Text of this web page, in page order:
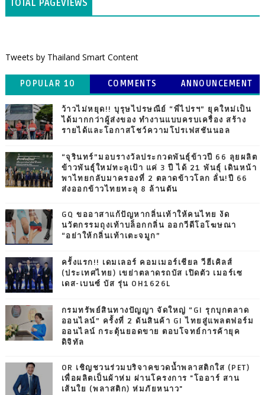
TOTAL PAGEVIEWS
Tweets by Thailand Smart Content
POPULAR 10 COMMENTS ANNOUNCEMENT
ว้าวไม่หยุด!! บุรุษไปรษณีย์ “พี่ไปรฯ” ยุคใหม่เป็น
ได้มากกว่าผู้ส่งของ ทำงานแบบครบเครื่อง สร้าง
รายได้และโอกาสโชว์ความโปรเฟสชันนอล
“จุรินทร์”มอบรางวัลประกวดพันธุ์ข้าวปี 66 ลุยผลิต
ข้าวพันธุ์ใหม่ทะลุเป้า แค่ 3 ปี ได้ 21 พันธุ์ เดินหน้า
พาไทยกลับมาครองที่ 2 ตลาดข้าวโลก ลั่น!ปี 66
ส่งออกข้าวไทยทะลุ 8 ล้านตัน
GQ ขออาสาแก้ปัญหากลิ่นเท้าให้คนไทย งัด
นวัตกรรมถุงเท้าบล็อกกลิ่น ออกวีดีโอโฆษณา
“อย่าให้กลิ่นเท้าเตะจมูก”
ครั้งแรก!! เดมเลอร์ คอมเมอร์เชียล วีฮีเคิลส์
(ประเทศไทย) เขย่าตลาดรถบัส เปิดตัว เมอร์เซ
เดส-เบนซ์ บัส รุ่น OH1626L
กรมทรัพย์สินทางปัญญา จัดใหญ่ “GI รุกบุกตลาด
ออนไลน์” ครั้งที่ 2 ดันสินค้า GI ไทยสู่แพลตฟอร์ม
ออนไลน์ กระตุ้นยอดขาย ตอบโจทย์การค้ายุค
ดิจิทัล
OR เชิญชวนร่วมบริจาคขวดน้ำพลาสติกใส (PET)
เพื่อผลิตเป็นผ้าห่ม ผ่านโครงการ "โออาร์ สาน
เส้นใย (พลาสติก) ห่มภัยหนาว"